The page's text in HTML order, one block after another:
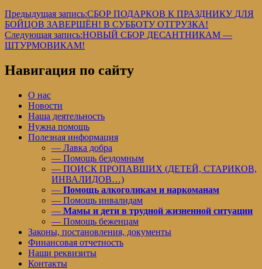
Предыдущая запись:СБОР ПОДАРКОВ К ПРАЗДНИКУ ДЛЯ
БОЙЦОВ ЗАВЕРШЁН! В СУББОТУ ОТГРУЗКА!
Следующая запись:НОВЫЙ СБОР ДЕСАНТНИКАМ —
ШТУРМОВИКАМ!
Навигация по сайту
О нас
Новости
Наша деятельность
Нужна помощь
Полезная информация
— Лавка добра
— Помощь бездомным
— ПОИСК ПРОПАВШИХ (ДЕТЕЙ, СТАРИКОВ,
ИНВАЛИДОВ…)
— Помощь алкоголикам и наркоманам
— Помощь инвалидам
— Мамы и дети в трудной жизненной ситуации
— Помощь беженцам
Законы, постановления, документы
Финансовая отчетность
Наши реквизиты
Контакты